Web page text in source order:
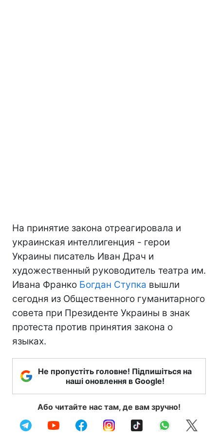
На принятие закона отреагировала и
украинская интеллигенция - герои
Украины писатель Иван Драч и
художественный руководитель театра им.
Ивана Франко Богдан Ступка вышли
сегодня из Общественного гуманитарного
совета при Президенте Украины в знак
протеста против принятия закона о
языках.
Не пропустіть головне! Підпишіться на
наші оновлення в Google!
Або читайте нас там, де вам зручно!